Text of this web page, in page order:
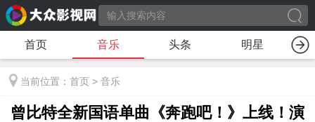
首页 音乐 头条 明星
当前位置： 首页 > 音乐
曾比特全新国语单曲《奔跑吧！》上线！演